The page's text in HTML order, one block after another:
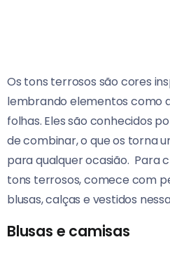
Os tons terrosos são cores
lembrando elementos como
folhas. Eles são conhecidos
de combinar, o que os torna
para qualquer ocasião. Para
tons terrosos, comece com
blusas, calças e vestidos
Blusas e camisas